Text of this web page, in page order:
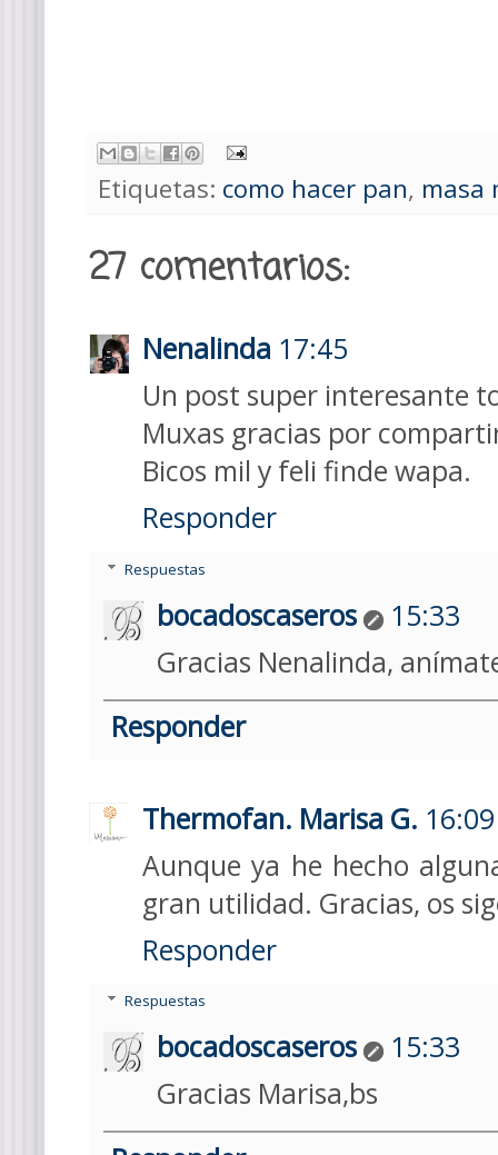
Etiquetas: como hacer pan, masa
27 comentarios:
Nenalinda 17:45
Un post super interesante
Muxas gracias por
Bicos mil y feli finde wapa.
Responder
Respuestas
bocadoscaseros
15:33
Gracias Nenalinda,
Responder
Thermofan. Marisa G. 16:09
Aunque ya he hecho
gran utilidad. Gracias, os
Responder
Respuestas
bocadoscaseros
15:33
Gracias Marisa,bs